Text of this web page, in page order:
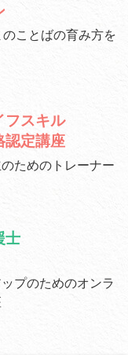
のことばの育み方を
フスキル
認定講座
ための トレーナー
士
プのためのオンラ